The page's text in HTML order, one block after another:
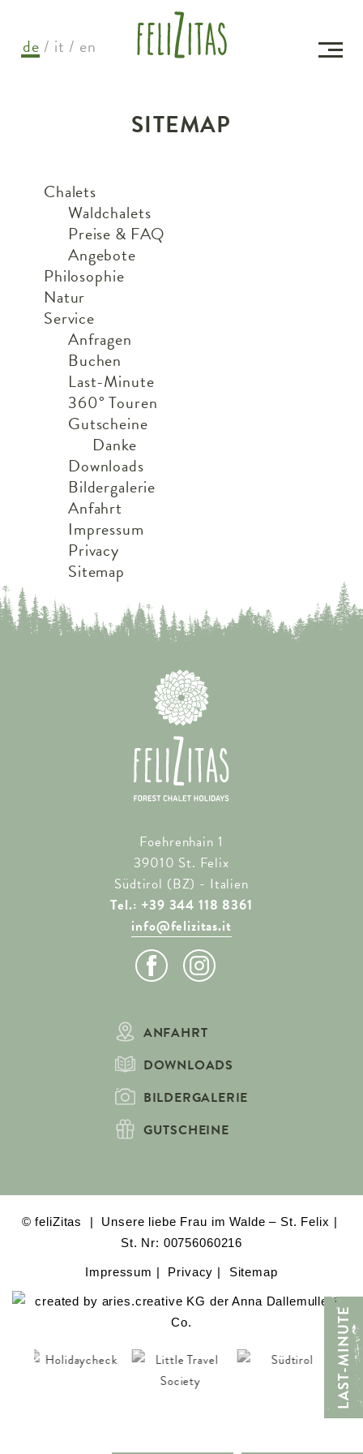
de it en
LAST-MINUTE
SITEMAP
Chalets
Waldchalets
Preise & FAQ
Angebote
Philosophie
Natur
Service
Anfragen
Buchen
Last-Minute
360° Touren
Gutscheine
Danke
Downloads
Bildergalerie
Anfahrt
Impressum
Privacy
Sitemap
Foehrenhain 1
39010 St. Felix
Südtirol (BZ) - Italien
Tel.: +39 344 118 8361
info@felizitas.it
ANFAHRT
DOWNLOADS
BILDERGALERIE
GUTSCHEINE
© feliZitas
Unsere liebe Frau im Walde – St. Felix
St. Nr: 00756060216
Impressum Privacy Sitemap